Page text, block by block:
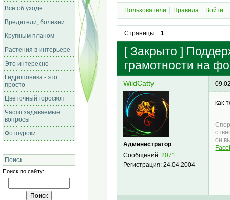
Все об уходе
Вредители, болезни
Крупным планом
Растения в интерьере
Это интересно
Гидропоника - это
просто
Цветочный гороскоп
Часто задаваемые
вопросы
Фотоуроки
Поиск
Поиск по сайту:
Пользователи Правила Войти
Страницы: 1
[ Закрыто ]
грамотности на
WildCatty
Администратор
Сообщений:2071
Регистрация:24.04.2004
как-
он